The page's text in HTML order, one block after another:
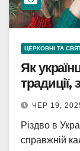
ЦЕРКОВНІ ТА
Як
традиції,
ЧЕР 19,
Різдво в
справжній